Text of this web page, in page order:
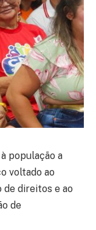
população a
voltado ao
de direitos e ao
de